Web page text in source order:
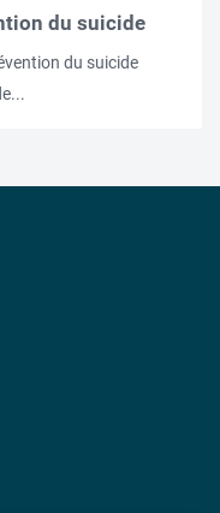
du suicide
du suicide